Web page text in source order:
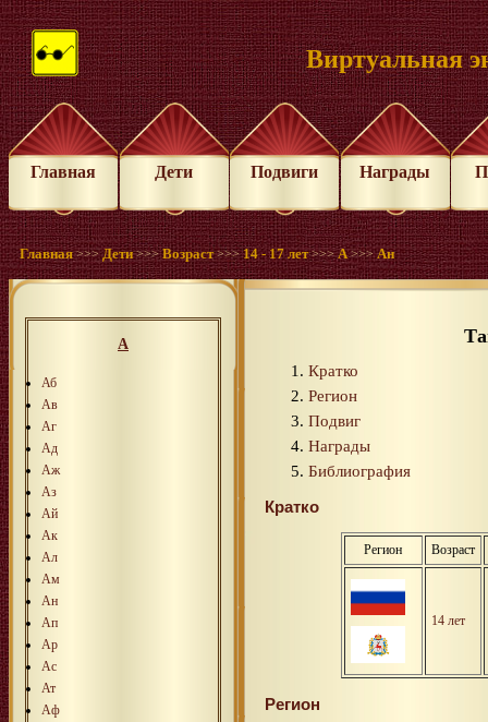
Виртуальная
Главная Дети Подвиги Награды
Главная >>>Дети >>>Возраст >>>14 - 17 лет >>>А >>>Ан
А
Аб
Ав
Аг
Ад
Аж
Аз
Ай
Ак
Ал
Ам
Ан
Ап
Ар
Ас
Ат
Аф
Кратко
Регион
Подвиг
Награды
Библиография
Кратко
Регион Возраст
14 лет
Регион